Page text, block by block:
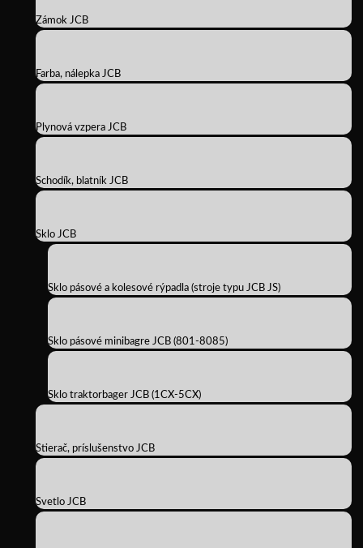
Zámok JCB
Farba, nálepka JCB
Plynová vzpera JCB
Schodík, blatník JCB
Sklo JCB
Sklo pásové a kolesové rýpadla (stroje typu JCB JS)
Sklo pásové minibagre JCB (801-8085)
Sklo traktorbager JCB (1CX-5CX)
Stierač, príslušenstvo JCB
Svetlo JCB